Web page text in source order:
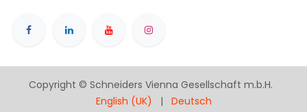
Copyright © Schneiders Vienna Gesellschaft m.b.H.
English (UK)
| Deutsch